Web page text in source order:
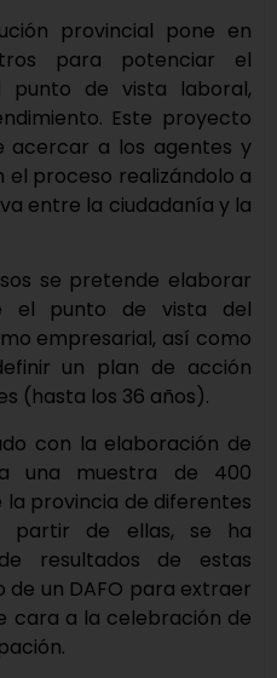
provincial pone en
para potenciar el
de vista laboral,
Este proyecto
acercar a los agentes y
el proceso realizándolo a
entre la ciudadanía y la
se pretende elaborar
el punto de vista del
empresarial, así como
un plan de acción
(hasta los 36 años).
con la elaboración de
una muestra de 400
la provincia de diferentes
partir de ellas, se ha
resultados de estas
un DAFO para extraer
cara a la celebración de